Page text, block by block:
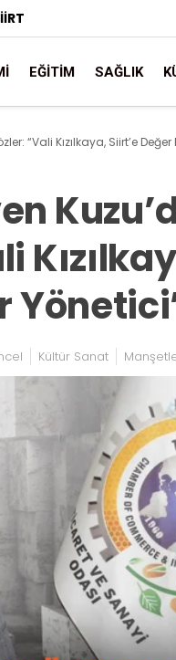
EĞITIM SAĞLIK
“Vali Kızılkaya, Siirt’e
Kültür Sanat